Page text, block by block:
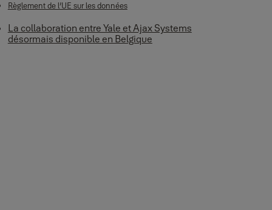
Règlement de l’UE sur les données
La collaboration entre Yale et Ajax Systems
désormais disponible en Belgique